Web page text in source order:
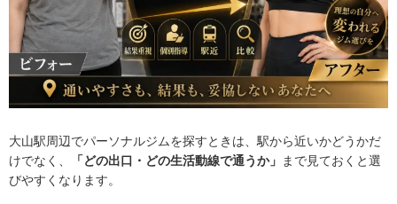
大山駅周辺でパーソナルジムを探すときは、駅から近いかどうかだ
けでなく、
「どの出口・どの生活動線で通うか」
まで見ておくと選
びやすくなります。